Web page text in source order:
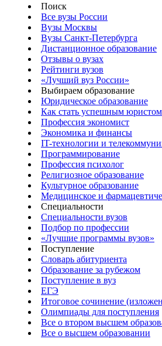
Поиск
Все вузы России
Вузы Москвы
Вузы Санкт-Петербурга
Дистанционное образование
Отзывы о вузах
Рейтинги вузов
«Лучший вуз России»
Выбираем образование
Юридическое образование
Как стать успешным юристом
Профессия экономист
Экономика и финансы
IT-технологии и
Программирование
Профессия психолог
Религиозное образование
Культурное образование
Медицинское и
Специальности
Специальности вузов
Подбор по профессии
«Лучшие программы вузов»
Поступление
Словарь абитуриента
Образование за рубежом
Поступление в вуз
ЕГЭ
Итоговое сочинение
Олимпиады для поступления
Все о втором высшем
Все о высшем образовании